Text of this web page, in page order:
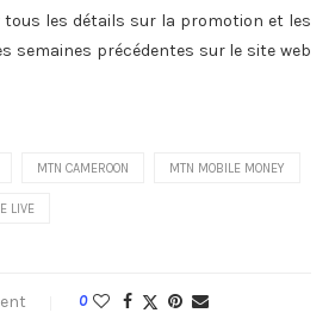
tous les détails sur la promotion et les
semaines précédentes sur le site web
MTN CAMEROON MTN MOBILE MONEY
LIVE
0